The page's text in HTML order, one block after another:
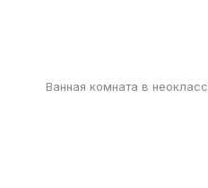
Ванная комната в